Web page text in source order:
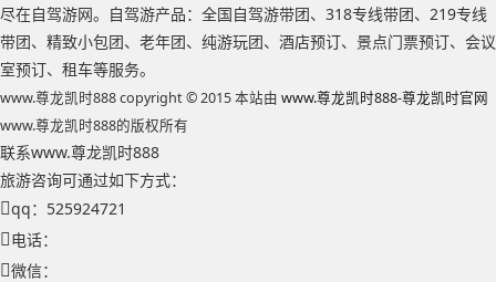
尽在自驾游网。自驾游产品：全国自驾游带团、318专线带团、219专线
带团、精致小包团、老年团、纯游玩团、酒店预订、景点门票预订、会议
室预订、租车等服务。
www.尊龙凯时888 copyright © 2015 本站由 www.尊龙凯时888-尊龙凯时官网
www.尊龙凯时888的版权所有
联系www.尊龙凯时888
旅游咨询可通过如下方式：
qq：525924721
电话：
微信：